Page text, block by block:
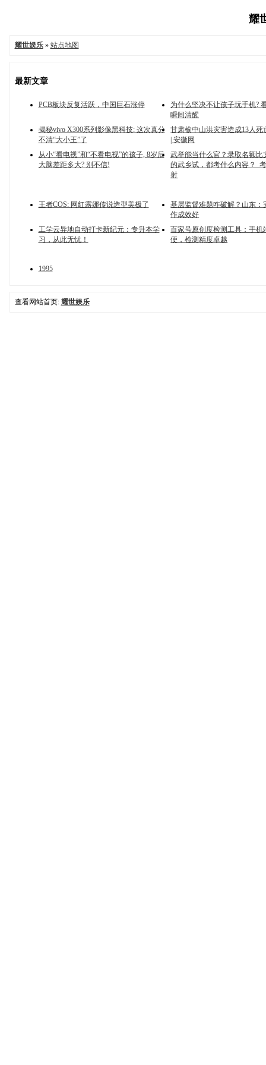
耀
耀世娱乐» 站点地图
最新文章
PCB板块反复活跃，中国巨石涨停
为什么坚决不让孩子玩手机?
瞬间清醒
揭秘vivo X300系列影像黑科技: 这次真分
不清“大小王”了
甘肃榆中山洪灾害造成13人死
| 安徽网
从小“看电视”和“不看电视”的孩子, 8岁后
大脑差距多大? 别不信!
武举能当什么官？录取名额比
的武乡试，都考什么内容？_
射
王者COS: 网红露娜传说造型美极了
基层监督难题咋破解？山东：
作成效好
工学云异地自动打卡新纪元：专升本学
习，从此无忧！
百家号原创度检测工具：手机
便，检测精度卓越
1995
查看网站首页: 耀世娱乐